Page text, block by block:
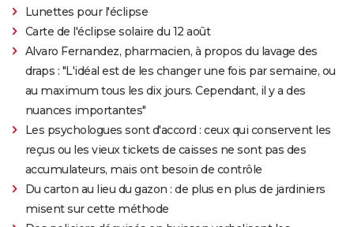
Lunettes pour l'éclipse
Carte de l'éclipse solaire du 12 août
Alvaro Fernandez, pharmacien, à propos du lavage des
draps : "L'idéal est de les changer une fois par semaine, ou
au maximum tous les dix jours. Cependant, il y a des
nuances importantes"
Les psychologues sont d'accord : ceux qui conservent les
reçus ou les vieux tickets de caisses ne sont pas des
accumulateurs, mais ont besoin de contrôle
Du carton au lieu du gazon : de plus en plus de jardiniers
misent sur cette méthode